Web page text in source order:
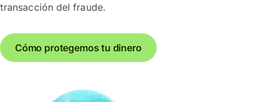
transacción del fraude.
Cómo protegemos tu dinero